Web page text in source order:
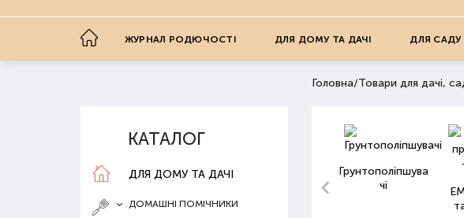
ЖУРНАЛ РОДЮЧОСТІ ДЛЯ ДОМУ ТА ДАЧІ ДЛЯ САДУ
КАТАЛОГ
ДЛЯ ДОМУ ТА ДАЧІ
ДОМАШНІ ПОМІЧНИКИ
Головна/Товари для дачі,
Грунтополіпшува
чі